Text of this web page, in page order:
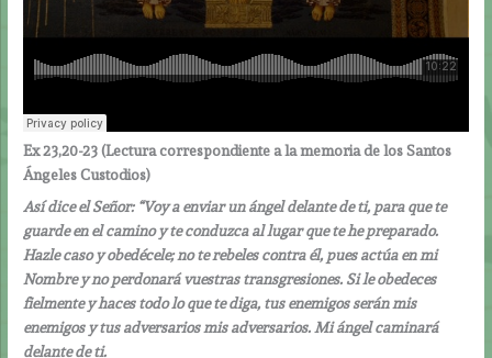
Ex 23,20-23 (Lectura correspondiente a la memoria de los Santos
Ángeles Custodios)
Así dice el Señor: “Voy a enviar un ángel delante de ti, para que te
guarde en el camino y te conduzca al lugar que te he preparado.
Hazle caso y obedécele; no te rebeles contra él, pues actúa en mi
Nombre y no perdonará vuestras transgresiones. Si le obedeces
fielmente y haces todo lo que te diga, tus enemigos serán mis
enemigos y tus adversarios mis adversarios. Mi ángel caminará
delante de ti.